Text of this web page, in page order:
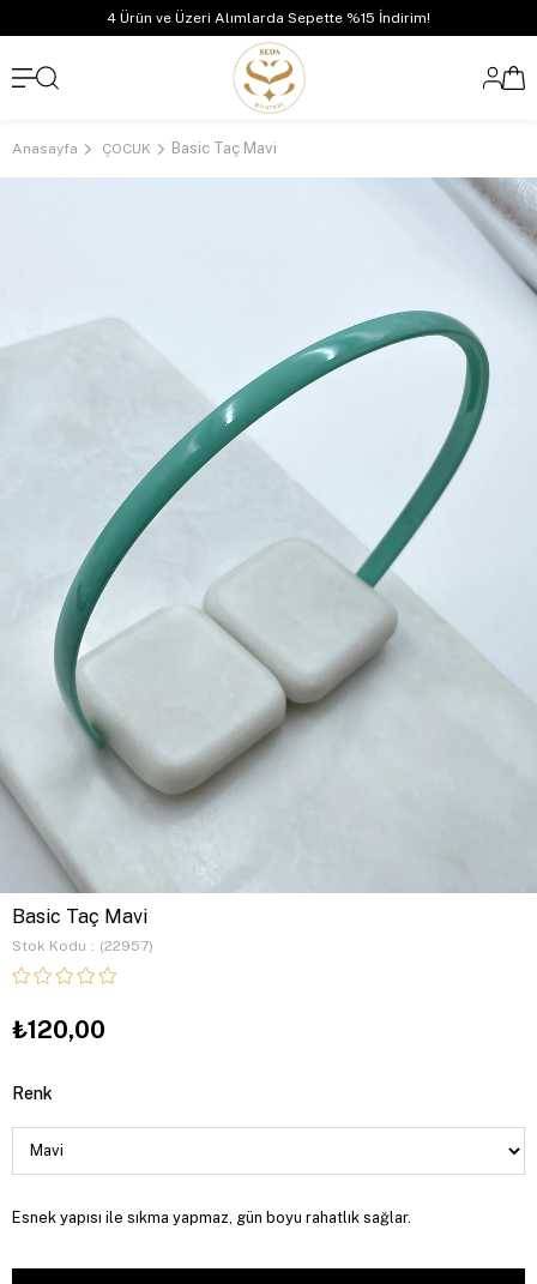
4 Ürün ve Üzeri Alımlarda Sepette %15 İndirim!
Anasayfa ÇOCUK Basic Taç Mavi
Basic Taç Mavi
Stok Kodu (22957)
₺120,00
Renk
Esnek yapısı ile sıkma yapmaz, gün boyu rahatlık sağlar.